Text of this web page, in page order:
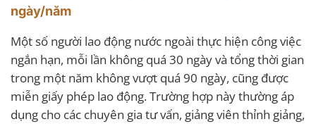
ngày/năm
Một số người lao động nước ngoài thực hiện công việc
ngắn hạn, mỗi lần không quá 30 ngày và tổng thời gian
trong một năm không vượt quá 90 ngày, cũng được
miễn giấy phép lao động. Trường hợp này thường áp
dụng cho các chuyên gia tư vấn, giảng viên thỉnh giảng,